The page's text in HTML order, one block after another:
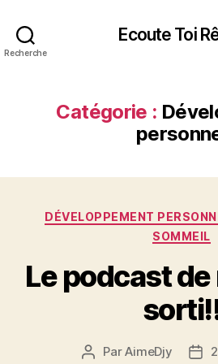
Recherche
Ecoute Toi
Catégorie :
DÉVELOPPEMENT
SOMMEIL
Le podcast
Auteur
ParAimeDjy